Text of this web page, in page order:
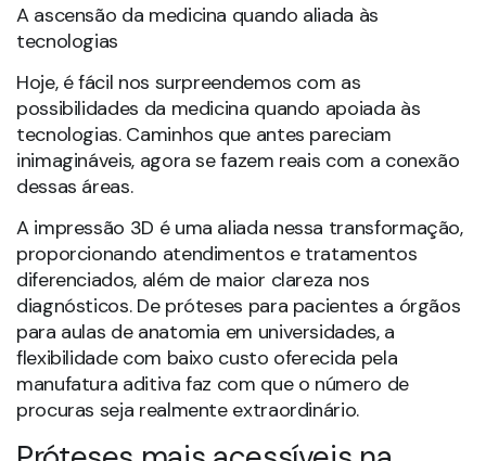
A ascensão da medicina quando aliada às
tecnologias
Hoje, é fácil nos surpreendemos com as
possibilidades da medicina quando apoiada às
tecnologias. Caminhos que antes pareciam
inimagináveis, agora se fazem reais com a conexão
dessas áreas.
A impressão 3D é uma aliada nessa transformação,
proporcionando atendimentos e tratamentos
diferenciados, além de maior clareza nos
diagnósticos. De próteses para pacientes a órgãos
para aulas de anatomia em universidades, a
flexibilidade com baixo custo oferecida pela
manufatura aditiva faz com que o número de
procuras seja realmente extraordinário.